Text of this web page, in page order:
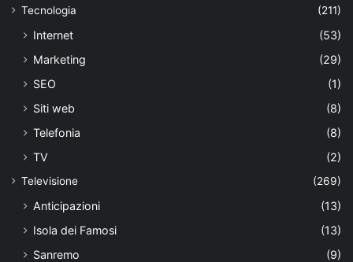
Tecnologia
(211)
Internet
(53)
Marketing
(29)
SEO
(1)
Siti web
(8)
Telefonia
(8)
TV
(2)
Televisione (269)
Anticipazioni
(13)
Isola dei Famosi
(13)
Sanremo
(9)